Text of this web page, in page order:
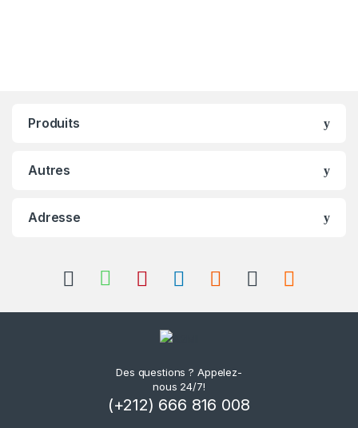
Produits
Autres
Adresse
Des questions ? Appelez-
nous 24/7!
(+212) 666 816 008